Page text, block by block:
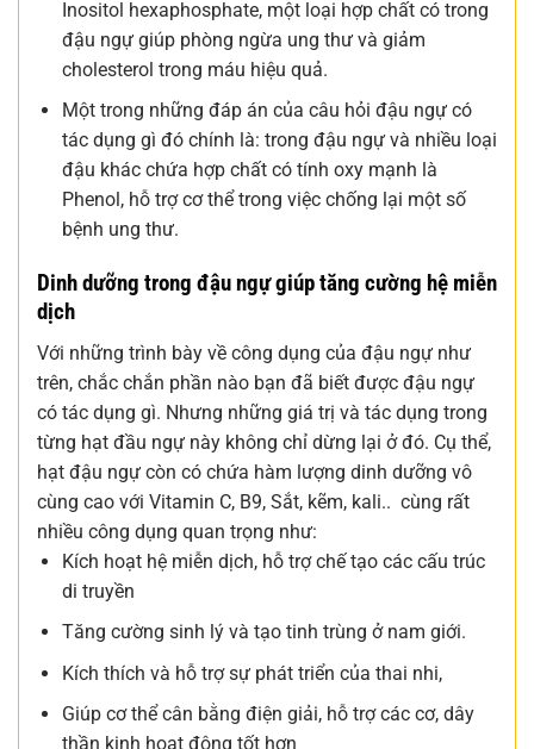
Inositol hexaphosphate, một loại hợp chất có trong
đậu ngự giúp phòng ngừa ung thư và giảm
cholesterol trong máu hiệu quả.
Một trong những đáp án của câu hỏi đậu ngự có
tác dụng gì đó chính là: trong đậu ngự và nhiều loại
đậu khác chứa hợp chất có tính oxy mạnh là
Phenol, hỗ trợ cơ thể trong việc chống lại một số
bệnh ung thư.
Dinh dưỡng trong đậu ngự giúp tăng cường hệ miễn
dịch
Với những trình bày về công dụng của đậu ngự như
trên, chắc chắn phần nào bạn đã biết được đậu ngự
có tác dụng gì. Nhưng những giá trị và tác dụng trong
từng hạt đầu ngự này không chỉ dừng lại ở đó. Cụ thể,
hạt đậu ngự còn có chứa hàm lượng dinh dưỡng vô
cùng cao với Vitamin C, B9, Sắt, kẽm, kali.. cùng rất
nhiều công dụng quan trọng như:
Kích hoạt hệ miễn dịch, hỗ trợ chế tạo các cấu trúc
di truyền
Tăng cường sinh lý và tạo tinh trùng ở nam giới.
Kích thích và hỗ trợ sự phát triển của thai nhi,
Giúp cơ thể cân bằng điện giải, hỗ trợ các cơ, dây
thần kinh hoạt động tốt hơn